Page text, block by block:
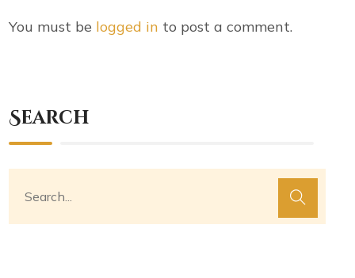
You must be logged in to post a comment.
Search